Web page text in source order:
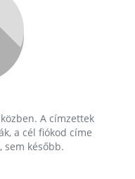
A címzettek
a cél fiókod címe
sem később.